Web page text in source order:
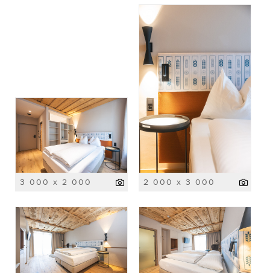
3 000 x 2 000 2 000 x 3 000